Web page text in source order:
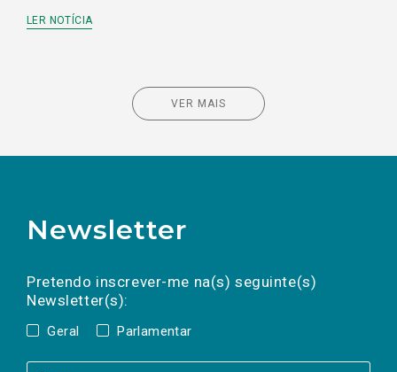
LER NOTÍCIA
VER MAIS
Newsletter
Pretendo inscrever-me na(s) seguinte(s)
Newsletter(s):
Geral Parlamentar
a(s) newsletter(s).
mail